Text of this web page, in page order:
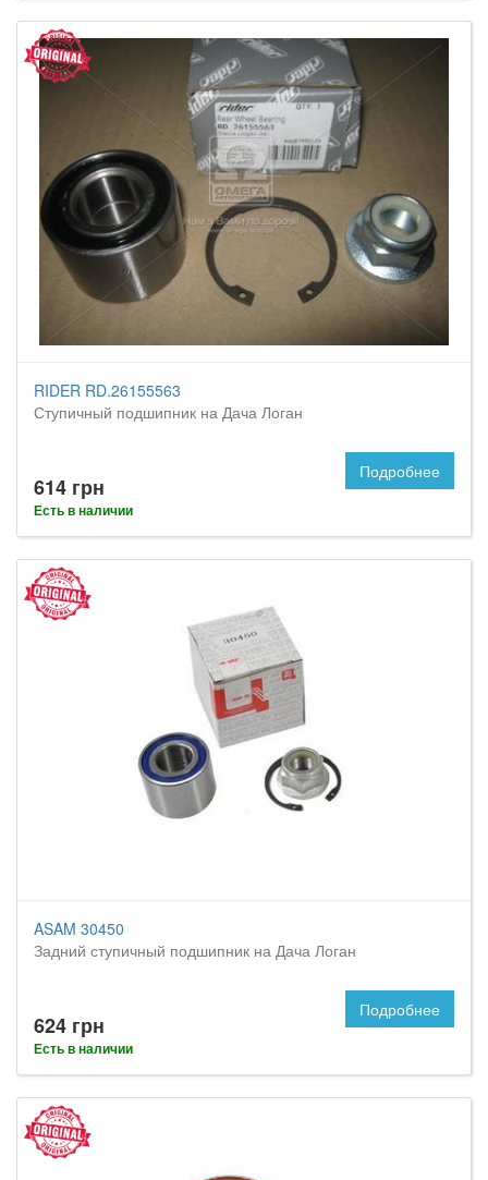
RIDER RD.26155563
Ступичный подшипник на Дача Логан
614 грн
Есть в наличии
Подробнее
ASAM 30450
Задний ступичный подшипник на Дача Логан
624 грн
Есть в наличии
Подробнее